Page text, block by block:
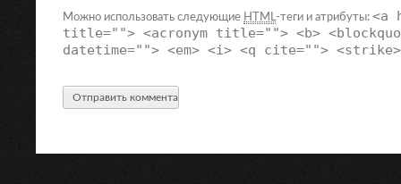
Можно использовать следующие HTML -теги и атрибуты: <a
title=""> <acronym title=""> <b>
datetime=""> <em> <i> <q cite="">